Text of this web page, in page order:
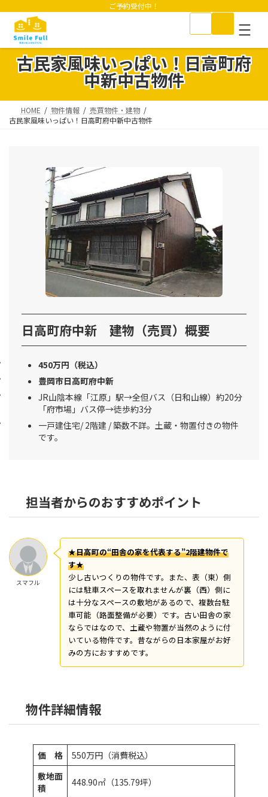
ッ
移
ご予約受付中！
古民家風味いっぱい！日高町府
中新中古物件
HOME 物件情報
売買物件・建物
古民家風味いっぱい！日高町府中新中古物件
日高町府中新 建物（売買）概要
450万円（税込）
豊岡市日高町府中新
JR山陰本線「江原」駅→全但バス（日和山線）約20分
「府市場」バス停→徒歩約3分
一戸建住宅/ 2階建 / 築数不詳。土蔵・物置付きの物件
です。
担当者からのおすすめポイント
スマフル
★日高町の“田舎の家を代表する”2階建物件で
す★
少し古いつくりの物件です。また、表（東）側
には駐車スペースを取れませんが裏（西）側に
は十分なスペースの敷地があるので、複数台駐
車可能（路面整備が必要）です。古い田舎の家
ならではなので、土蔵や物置が当然のように付
いている物件です。昔ながらの日本家屋がお好
みの方におすすめです。
物件詳細情報
価 格
550万円（消費税込）
敷地面
積
448.90㎡（135.79坪）